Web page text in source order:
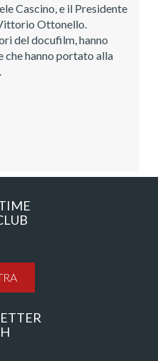
Cascino, e il Presidente
Ottonello.
del docufilm, hanno
che hanno portato alla